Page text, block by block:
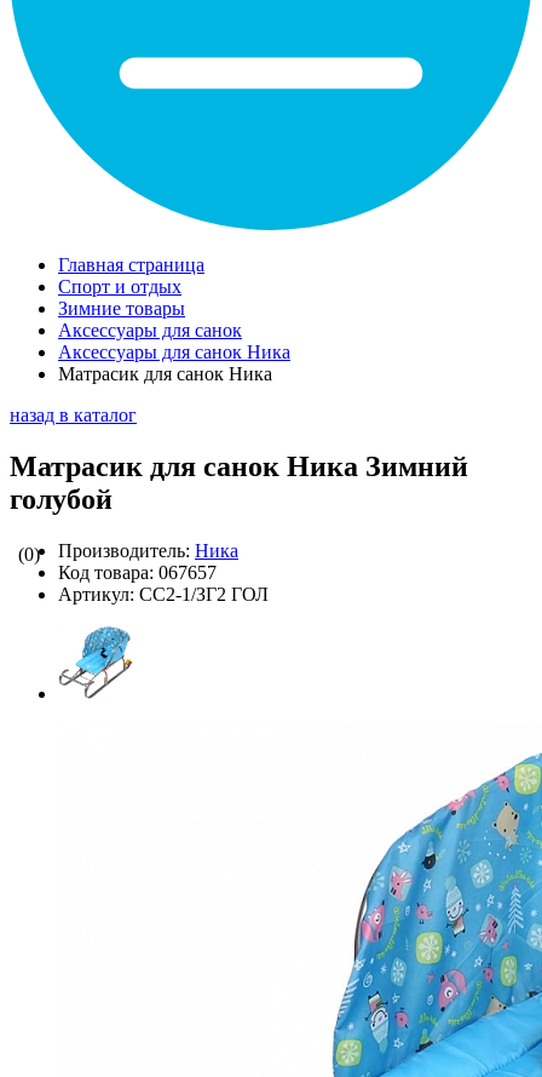
Главная страница
Спорт и отдых
Зимние товары
Аксессуары для санок
Аксессуары для санок Ника
Матрасик для санок Ника
назад в каталог
Матрасик для санок Ника Зимний
голубой
(0) Производитель: Ника
Код товара: 067657
Артикул: СС2-1/ЗГ2 ГОЛ